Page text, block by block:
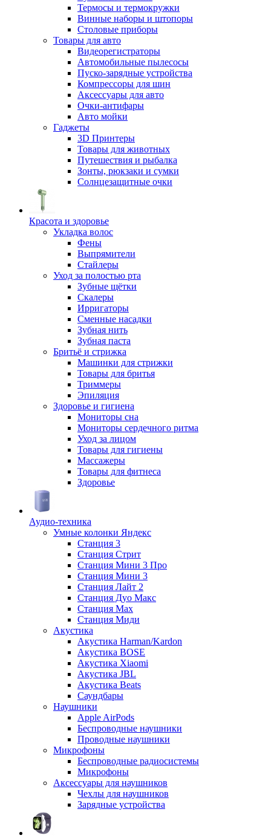
Термосы и термокружки
Винные наборы и штопоры
Столовые приборы
Товары для авто
Видеорегистраторы
Автомобильные пылесосы
Пуско-зарядные устройства
Компрессоры для шин
Аксессуары для авто
Очки-антифары
Авто мойки
Гаджеты
3D Принтеры
Товары для животных
Путешествия и рыбалка
Зонты, рюкзаки и сумки
Солнцезащитные очки
Красота и здоровье
Укладка волос
Фены
Выпрямители
Стайлеры
Уход за полостью рта
Зубные щётки
Скалеры
Ирригаторы
Сменные насадки
Зубная нить
Зубная паста
Бритьё и стрижка
Машинки для стрижки
Товары для бритья
Триммеры
Эпиляция
Здоровье и гигиена
Мониторы сна
Мониторы сердечного ритма
Уход за лицом
Товары для гигиены
Массажеры
Товары для фитнеса
Здоровье
Аудио-техника
Умные колонки Яндекс
Станция 3
Станция Стрит
Станция Мини 3 Про
Станция Мини 3
Станция Лайт 2
Станция Дуо Макс
Станция Max
Станция Миди
Акустика
Акустика Harman/Kardon
Акустика BOSE
Акустика Xiaomi
Акустика JBL
Акустика Beats
Саундбары
Наушники
Apple AirPods
Беспроводные наушники
Проводные наушники
Микрофоны
Беспроводные радиосистемы
Микрофоны
Аксессуары для наушников
Чехлы для наушников
Зарядные устройства